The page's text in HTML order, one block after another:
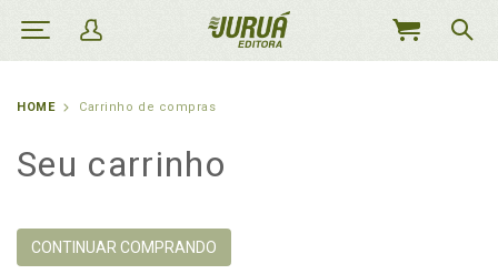
MEU
HOME Carrinho de compras
Seu carrinho
CONTINUAR COMPRANDO